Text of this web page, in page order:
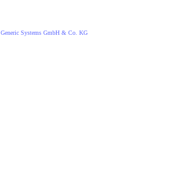
Generic Systems GmbH & Co. KG